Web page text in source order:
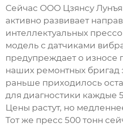
Сейчас ООО Цзянсу
активно развивает
интеллектуальных
модель с датчиками
предупреждает о
наших ремонтных бригад
раньше приходилось
для диагностики каждые
Цены растут, но
Тот же пресс 500 тонн